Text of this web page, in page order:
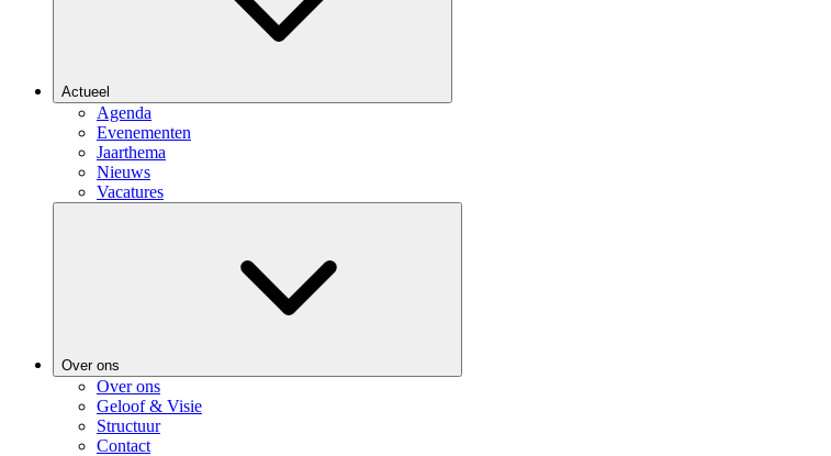
Actueel
Agenda
Evenementen
Jaarthema
Nieuws
Vacatures
Over ons
Over ons
Geloof & Visie
Structuur
Contact